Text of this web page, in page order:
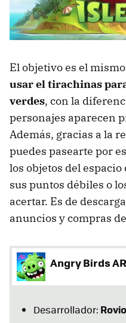
El objetivo es el
usar el tirachinas
verdes, con la
personajes aparecen
Además, gracias a la
puedes pasearte por
los objetos del
sus puntos débiles o
acertar. Es de
anuncios y compras
Angry Birds
Desarrollador: